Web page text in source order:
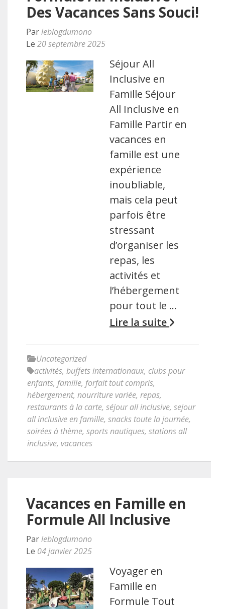
Des Vacances Sans Souci!
Parleblogdumono
Le 20 septembre 2025
Séjour All
Inclusive en
Famille Séjour
All Inclusive en
Famille Partir en
vacances en
famille est une
expérience
inoubliable,
mais cela peut
parfois être
stressant
d’organiser les
repas, les
activités et
l’hébergement
pour tout le …
Lire la suite
Uncategorized
activités, buffets internationaux, clubs pour
enfants, famille, forfait tout compris,
hébergement, nourriture variée, repas,
restaurants à la carte, séjour all inclusive, sejour
all inclusive en famille, snacks toute la journée,
soirées à thème, sports nautiques, stations all
inclusive, vacances
Vacances en Famille en
Formule All Inclusive
Parleblogdumono
Le 04 janvier 2025
Voyager en
Famille en
Formule Tout